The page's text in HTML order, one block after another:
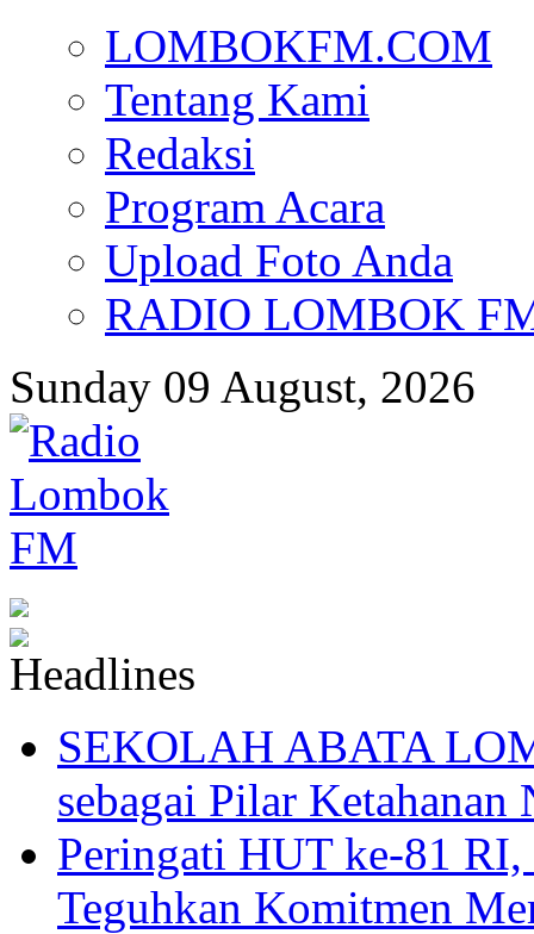
LOMBOKFM.COM
Tentang Kami
Redaksi
Program Acara
Upload Foto Anda
RADIO LOMBOK
Sunday 09 August, 2026
SEKOLAH ABATA
sebagai Pilar Ketahanan
Peringati HUT ke-81
Teguhkan Komitmen